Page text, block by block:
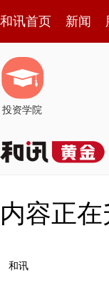
和讯首页 新闻
投资学院
内容正
和讯